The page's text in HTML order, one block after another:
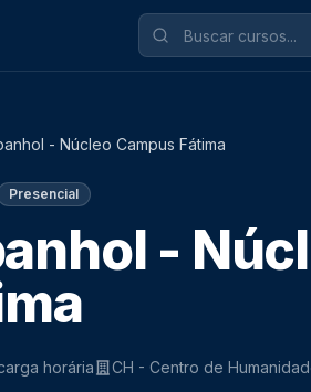
- Núcleo Campus Fátima
Presencial
-
horária CH - Centro de